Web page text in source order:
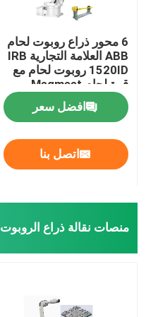
المنتجات
6 محور ذراع روبوت لحام
ABB العلامة التجارية IRB
1520ID روبوت لحام مع
قوة لحام Megmeet
ومحدد
افضل سعر
اتصل بنا
منصات نقالة ذراع الروبوت